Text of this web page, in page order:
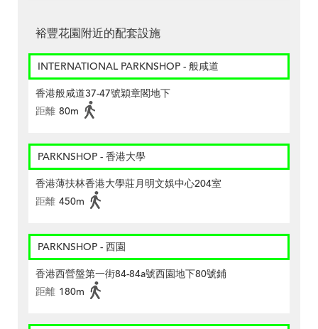
裕豐花園附近的配套設施
INTERNATIONAL PARKNSHOP - 般咸道
香港般咸道37-47號穎章閣地下
距離 80m
PARKNSHOP - 香港大學
香港薄扶林香港大學莊月明文娛中心204室
距離 450m
PARKNSHOP - 西園
香港西營盤第一街84-84a號西園地下80號鋪
距離 180m